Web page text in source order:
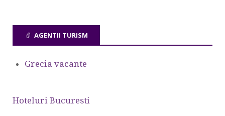
AGENTII TURISM
Grecia vacante
Hoteluri Bucuresti